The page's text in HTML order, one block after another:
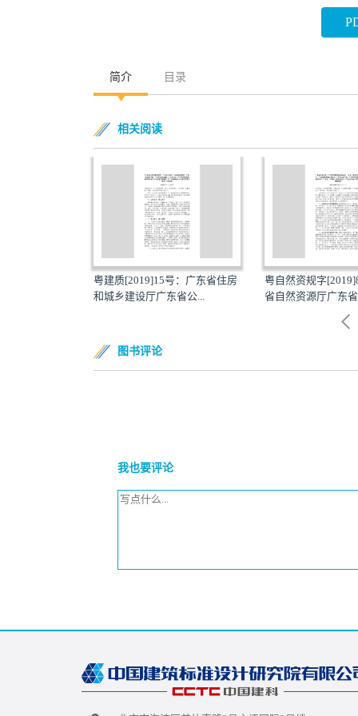
简介 目录
相关阅读
粤建质[2019]15号：广东省住房
和城乡建设厅广东省公...
粤自然资规字
省自然资源厅广东
图书评论
我也要评论